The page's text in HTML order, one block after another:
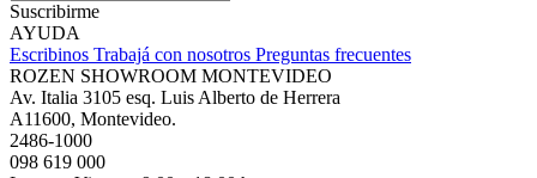
Suscribirme
AYUDA
Escribinos Trabajá con nosotros Preguntas frecuentes
ROZEN SHOWROOM MONTEVIDEO
Av. Italia 3105 esq. Luis Alberto de Herrera
A11600, Montevideo.
2486-1000
098 619 000